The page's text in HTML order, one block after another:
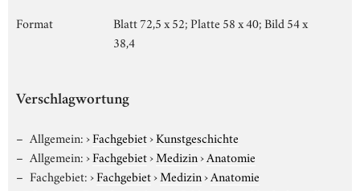
Format
Blatt 72,5 x 52; Platte 58 x 40; Bild 54 x
38,4
Verschlagwortung
Allgemein:›Fachgebiet›Kunstgeschichte
Allgemein:›Fachgebiet›Medizin›Anatomie
Fachgebiet:›Fachgebiet›Medizin›Anatomie